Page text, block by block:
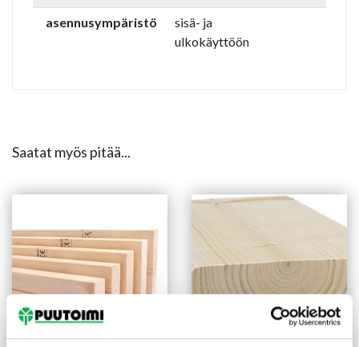
asennusympäristö
sisä- ja
ulkokäyttöön
Saatat myös pitää...